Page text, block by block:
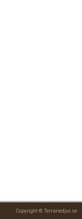
Copyright © Terrariedjur.se